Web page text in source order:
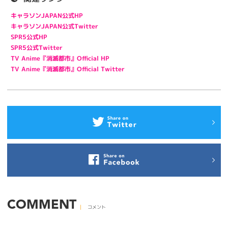
キャラソンJAPAN公式HP
キャラソンJAPAN公式Twitter
SPR5公式HP
SPR5公式Twitter
TV Anime『消滅都市』Official HP
TV Anime『消滅都市』Official Twitter
COMMENT コメント